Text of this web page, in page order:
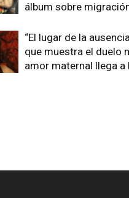
álbum sobre
“El lugar de la
que muestra el duelo
amor maternal llega a